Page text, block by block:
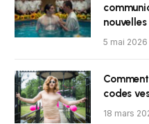
5 mai 2026
codes
18 mars